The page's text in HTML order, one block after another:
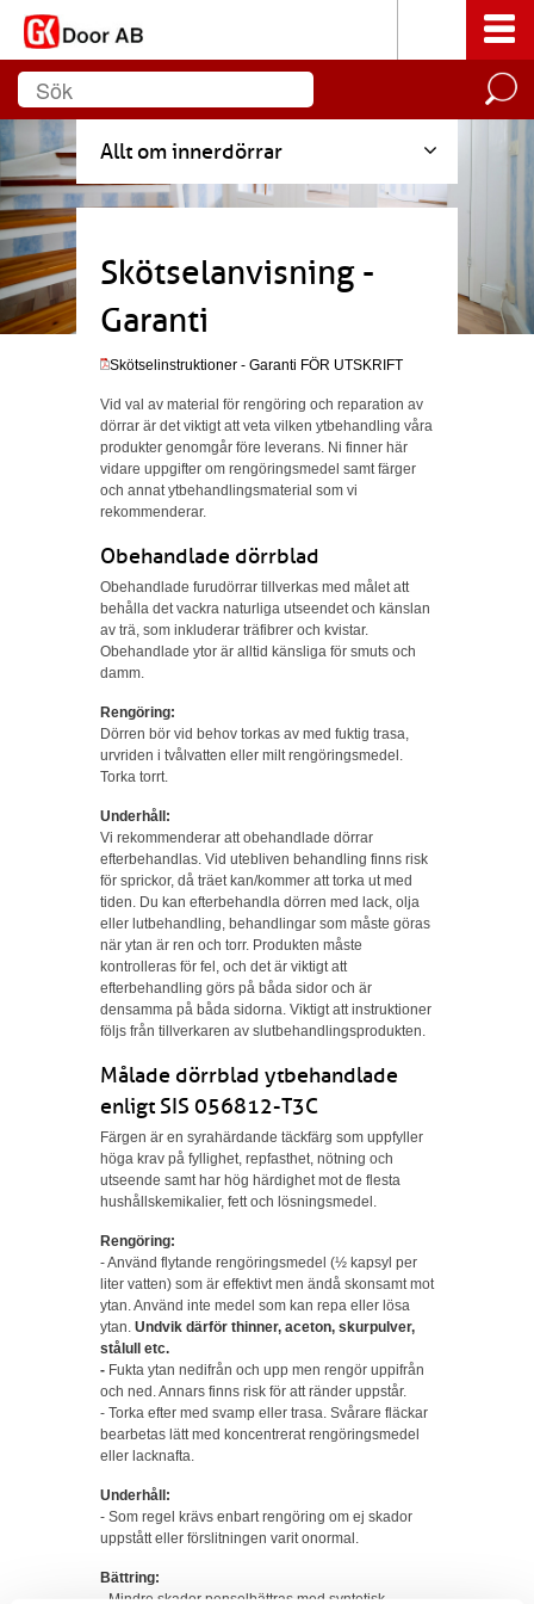
Allt om innerdörrar
Skötselanvisning -
Garanti
Skötselinstruktioner - Garanti FÖR UTSKRIFT
Vid val av material för rengöring och reparation av
dörrar är det viktigt att veta vilken ytbehandling våra
produkter genomgår före leverans. Ni finner här
vidare uppgifter om rengöringsmedel samt färger
och annat ytbehandlingsmaterial som vi
rekommenderar.
Obehandlade dörrblad
Obehandlade furudörrar tillverkas med målet att
behålla det vackra naturliga utseendet och känslan
av trä, som inkluderar träfibrer och kvistar.
Obehandlade ytor är alltid känsliga för smuts och
damm.
Rengöring:
Dörren bör vid behov torkas av med fuktig trasa,
urvriden i tvålvatten eller milt rengöringsmedel.
Torka torrt.
Underhåll:
Vi rekommenderar att obehandlade dörrar
efterbehandlas. Vid utebliven behandling finns risk
för sprickor, då träet kan/kommer att torka ut med
tiden. Du kan efterbehandla dörren med lack, olja
eller lutbehandling, behandlingar som måste göras
när ytan är ren och torr. Produkten måste
kontrolleras för fel, och det är viktigt att
efterbehandling görs på båda sidor och är
densamma på båda sidorna. Viktigt att instruktioner
följs från tillverkaren av slutbehandlingsprodukten.
Målade dörrblad ytbehandlade
enligt SIS 056812-T3C
Färgen är en syrahärdande täckfärg som uppfyller
höga krav på fyllighet, repfasthet, nötning och
utseende samt har hög härdighet mot de flesta
hushållskemikalier, fett och lösningsmedel.
Rengöring:
- Använd flytande rengöringsmedel (½ kapsyl per
liter vatten) som är effektivt men ändå skonsamt mot
ytan. Använd inte medel som kan repa eller lösa
ytan. Undvik därför thinner, aceton, skurpulver,
stålull etc.
- Fukta ytan nedifrån och upp men rengör uppifrån
och ned. Annars finns risk för att ränder uppstår.
- Torka efter med svamp eller trasa. Svårare fläckar
bearbetas lätt med koncentrerat rengöringsmedel
eller lacknafta.
Underhåll:
- Som regel krävs enbart rengöring om ej skador
uppstått eller förslitningen varit onormal.
Bättring:
- Mindre skador penselbättras med syntetisk